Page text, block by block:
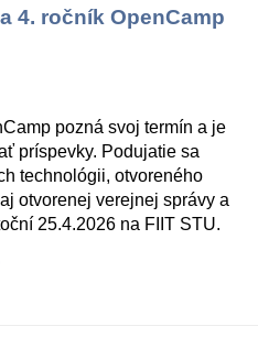
4. ročník OpenCamp
pozná svoj termín a je
príspevky. Podujatie sa
technológii, otvoreného
otvorenej verejnej správy a
25.4.2026 na FIIT STU.